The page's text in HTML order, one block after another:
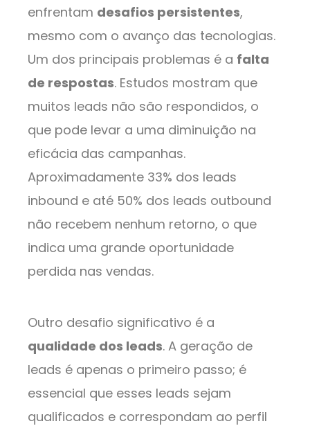
enfrentam desafios persistentes,
mesmo com o avanço das tecnologias.
Um dos principais problemas é a falta
de respostas. Estudos mostram que
muitos leads não são respondidos, o
que pode levar a uma diminuição na
eficácia das campanhas.
Aproximadamente 33% dos leads
inbound e até 50% dos leads outbound
não recebem nenhum retorno, o que
indica uma grande oportunidade
perdida nas vendas.
Outro desafio significativo é a
qualidade dos leads. A geração de
leads é apenas o primeiro passo; é
essencial que esses leads sejam
qualificados e correspondam ao perfil